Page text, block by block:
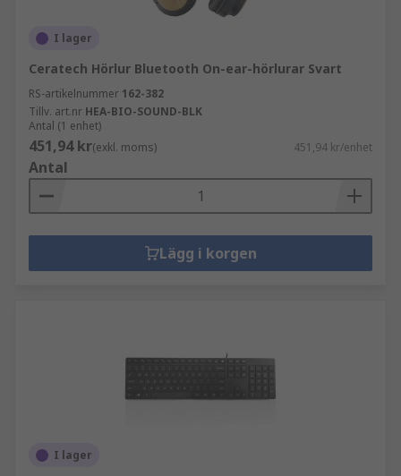
I lager
Ceratech Hörlur Bluetooth On-ear-hörlurar Svart
RS-artikelnummer 162-382
Tillv. art.nr HEA-BIO-SOUND-BLK
Antal (1 enhet)
451,94 kr(exkl. moms) 451,94 kr/enhet
Antal
Lägg i korgen
I lager